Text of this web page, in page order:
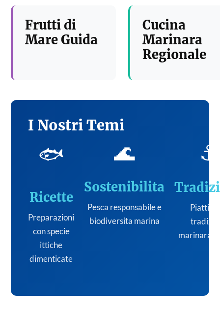
Frutti di
Mare Guida
Cucina
Marinara
Regionale
I Nostri Temi
🐟
Ricette
Preparazioni
con specie
ittiche
dimenticate
🌊
Sostenibilita
Pesca responsabile e
biodiversita marina
⚓
Piatti
marinara